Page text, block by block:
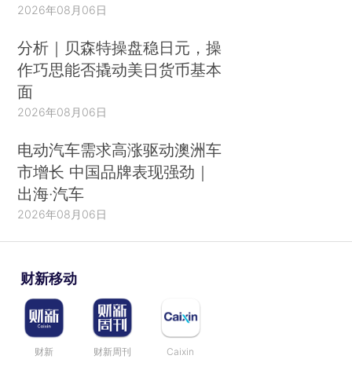
2026年08月06日
分析｜贝森特操盘稳日元，操
作巧思能否撬动美日货币基本
面
2026年08月06日
电动汽车需求高涨驱动澳洲车
市增长 中国品牌表现强劲｜
出海·汽车
2026年08月06日
财新移动
财新 财新周刊 Caixin